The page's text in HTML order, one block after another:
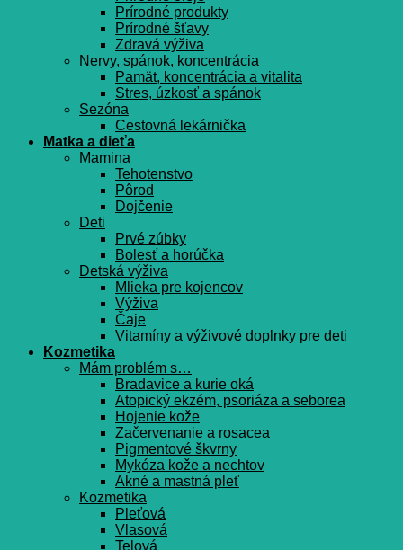
Prírodné produkty
Prírodné šťavy
Zdravá výživa
Nervy, spánok, koncentrácia
Pamät, koncentrácia a vitalita
Stres, úzkosť a spánok
Sezóna
Cestovná lekárnička
Matka a dieťa
Mamina
Tehotenstvo
Pôrod
Dojčenie
Deti
Prvé zúbky
Bolesť a horúčka
Detská výživa
Mlieka pre kojencov
Výživa
Čaje
Vitamíny a výživové doplnky pre deti
Kozmetika
Mám problém s…
Bradavice a kurie oká
Atopický ekzém, psoriáza a seborea
Hojenie kože
Začervenanie a rosacea
Pigmentové škvrny
Mykóza kože a nechtov
Akné a mastná pleť
Kozmetika
Pleťová
Vlasová
Telová